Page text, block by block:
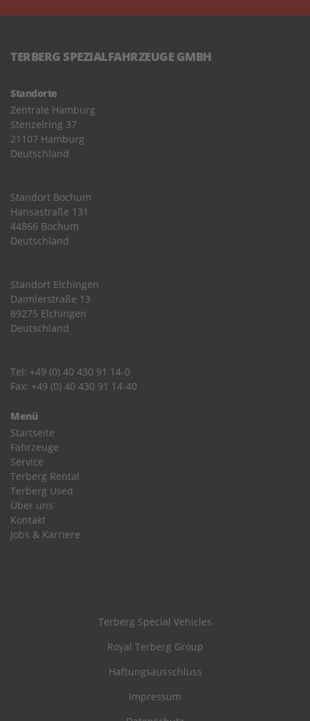
TERBERG SPEZIALFAHRZEUGE GMBH
Standorte
Zentrale Hamburg
Stenzelring 37
21107 Hamburg
Deutschland
Standort Bochum
Hansastraße 131
44866 Bochum
Deutschland
Standort Elchingen
Daimlerstraße 13
89275 Elchingen
Deutschland
Tel: +49 (0) 40 430 91 14-0
Fax: +49 (0) 40 430 91 14-40
Menü
Startseite
Fahrzeuge
Service
Terberg Rental
Terberg Used
Über uns
Kontakt
Jobs & Karriere
Terberg Special Vehicles
Royal Terberg Group
Haftungsausschluss
Impressum